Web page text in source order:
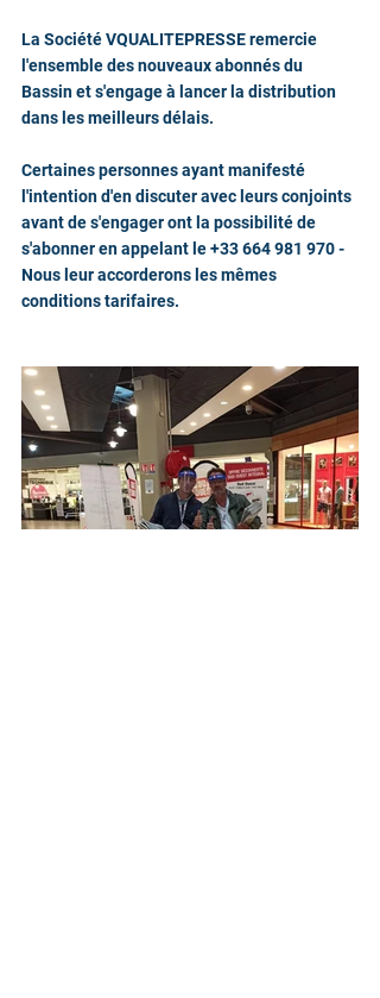
La Société VQUALITEPRESSE remercie
l'ensemble des nouveaux abonnés du
Bassin et s'engage à lancer la distribution
dans les meilleurs délais.
Certaines personnes ayant manifesté
l'intention d'en discuter avec leurs conjoints
avant de s'engager ont la possibilité de
s'abonner en appelant le +33 664 981 970 -
Nous leur accorderons les mêmes
conditions tarifaires.